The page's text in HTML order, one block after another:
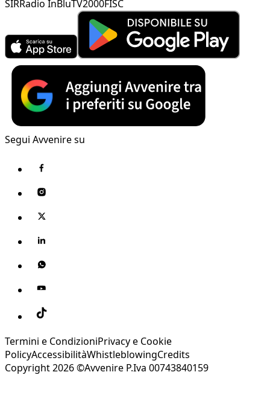
SIRRadio InBluTV2000FISC
Segui Avvenire su
Termini e CondizioniPrivacy e Cookie
PolicyAccessibilitàWhistleblowingCredits
Copyright 2026 ©Avvenire P.Iva 00743840159